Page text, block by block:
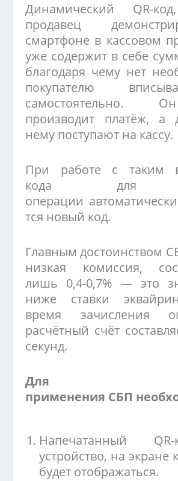
Динамический QR-
продавец
смартфоне в кассовом
уже содержит в себе
благодаря чему нет
покупателю
самостоятельно.
производит платёж, а
нему поступают на кассу.
При работе с таким
кода для
операции
тся новый код.
Главным достоинством
низкая комиссия,
лишь 0,4-0,7% — это
ниже ставки
время зачисления
расчётный счёт
секунд.
Для
применения СБП
Напечатанный
устройство, на экране
будет отображаться.